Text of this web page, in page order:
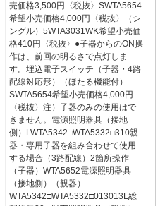
売価格3,500円〈税抜〉SWTA5654
希望小売価格4,000円〈税抜〉（シ
ングル）5WTA3031WK希望小売価
格410円〈税抜〉●子器からのON操
作は、前回の明るさで点灯しま
す。埋込電子スイッチ（子器・4路
配線対応形）（ほたる機能付）
SWTA5654希望小売価格4,000円
〈税抜〉注）子器のみの使用はで
きません。電源照明器具（接地
側）LWTA5342□WTA5332□310親
器・専用子器を組み合わせて使用
する場合（3路配線）2箇所操作
（子器）WTA5652電源照明器具
（接地側）（親器）
WTA5342□WTA5332□013013L総